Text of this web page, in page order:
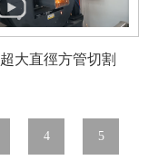
超大直徑方管切割
4 5